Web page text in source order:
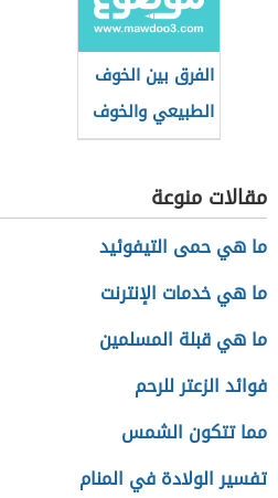
الفرق بين الخوف
الطبيعي والخوف
المرضي
مقالات منوعة
ما هي حمى التيفوئيد
ما هي خدمات الإنترنت
ما هي قبلة المسلمين
فوائد الزعتر للرحم
مما تتكون الشمس
تفسير الولادة في المنام